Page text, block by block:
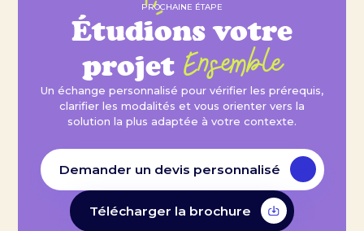
PROCHAINE ÉTAPE
Étudions votre
projet Ensemble
Un échange personnalisé pour vérifier les prérequis,
clarifier les modalités et vous orienter vers la
solution la plus adaptée à votre contexte.
Demander un devis personnalisé
Télécharger la brochure